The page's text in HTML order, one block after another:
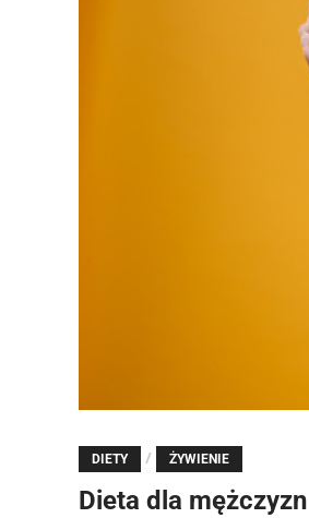
DIETY / ŻYWIENIE
Dieta dla